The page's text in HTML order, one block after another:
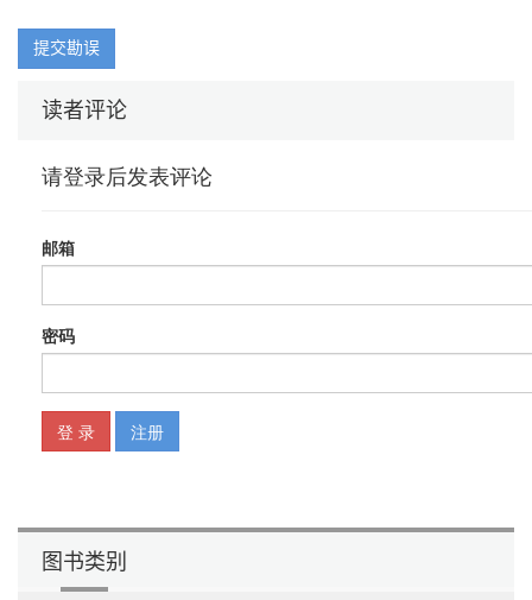
1.8.2 动画区
1.8.5 娱乐区
1.8.8 美食区
1.8.11 游戏区
1.8.13 影视区
1.8.14 资讯区
1.8.15 生活区
1.8.17 动物圈
1.9 会员等级解析
1.9.1 获得经验值的方式
1.10.1 在App端投稿
1.10.2 在网页端投稿
提交勘误
读者评论
图书类别